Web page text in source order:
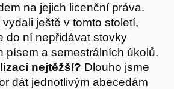
Články
na jejich licenční práva.
ještě v tomto století,
do ní nepřidávat stovky
písem a semestrálních úkolů.
nejtěžší? Dlouho jsme
dát jednotlivým abecedám